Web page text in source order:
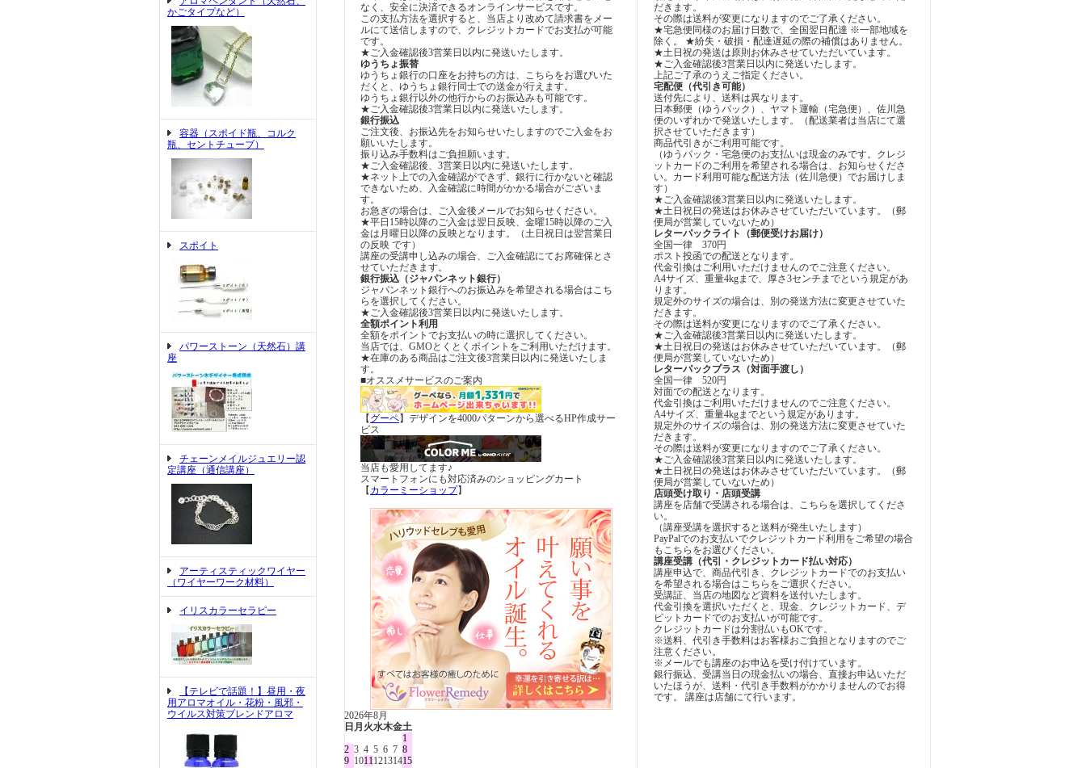
かごタイプなど）
容器（スポイド瓶、コルク
瓶、セントチューブ）
スポイト
パワーストーン（天然石）講
座
チェーンメイルジュエリー認
定講座（通信講座）
アーティスティックワイヤー
（ワイヤーワーク材料）
イリスカラーセラピー
【テレビで話題！】昼用・夜
用アロマオイル・花粉・風邪・
ウイルス対策ブレンドアロマ
なく、安全に決済できるオンラインサービスです。
この支払方法を選択すると、当店より改めて請求書をメー
ルにて送信しますので、クレジットカードでお支払が可能
です。
★ご入金確認後3営業日以内に発送いたします。
ゆうちょ振替
ゆうちょ銀行の口座をお持ちの方は、こちらをお選びいた
だくと、ゆうちょ銀行同士での送金が行えます。
ゆうちょ銀行以外の他行からのお振込みも可能です。
★ご入金確認後3営業日以内に発送いたします。
銀行振込
ご注文後、お振込先をお知らせいたしますのでご入金をお
願いいたします。
振り込み手数料はご負担願います。
★ご入金確認後、3営業日以内に発送いたします。
★ネット上での入金確認ができず、銀行に行かないと確認
できないため、入金確認に時間がかかる場合がございま
す。
お急ぎの場合は、ご入金後メールでお知らせください。
★平日15時以降のご入金は翌日反映、金曜15時以降のご入
金は月曜日以降の反映となります。（土日祝日は翌営業日
の反映 です）
講座の受講申し込みの場合、ご入金確認にてお席確保とさ
せていただきます。
銀行振込（ジャパンネット銀行）
ジャパンネット銀行へのお振込みを希望される場合はこち
らを選択してください。
★ご入金確認後3営業日以内に発送いたします。
全額ポイント利用
全額をポイントでお支払いの時に選択してください。
当店では、GMOとくとくポイントをご利用いただけます。
★在庫のある商品はご注文後3営業日以内に発送いたしま
す。
■オススメサービスのご案内
【グーペ】デザインを4000パターンから選べるHP作成サー
ビス
当店も愛用してます♪
スマートフォンにも対応済みのショッピングカート
【カラーミーショップ】
2026年8月
日 月 火水木金土
1
2 3 4 5 6 7 8
9 1011 12131415
だきます。
その際は送料が変更になりますのでご了承ください。
★宅急便同様のお届け日数で、全国翌日配達 ※一部地域を
除く。 ★紛失・破損・配達遅延の際の補償はありません。
★土日祝の発送は原則お休みさせていただいています。
★ご入金確認後3営業日以内に発送いたします。
上記ご了承のうえご指定ください。
宅配便（代引き可能）
送付先により、送料は異なります。
日本郵便（ゆうパック）、ヤマト運輸（宅急便）、佐川急
便のいずれかで発送いたします。（配送業者は当店にて選
択させていただきます）
商品代引きがご利用可能です。
（ゆうパック・宅急便のお支払いは現金のみです。クレジ
ットカードのご利用を希望される場合は、お知らせくださ
い。カード利用可能な配送方法（佐川急便）でお届けしま
す）
★ご入金確認後3営業日以内に発送いたします。
★土日祝日の発送はお休みさせていただいています。（郵
便局が営業していないため）
レターパックライト（郵便受けお届け）
全国一律 370円
ポスト投函での配送となります。
代金引換はご利用いただけませんのでご注意ください。
A4サイズ、重量4kgまで、厚さ3センチまでという規定があ
ります。
規定外のサイズの場合は、別の発送方法に変更させていた
だきます。
その際は送料が変更になりますのでご了承ください。
★ご入金確認後3営業日以内に発送いたします。
★土日祝日の発送はお休みさせていただいています。（郵
便局が営業していないため）
レターパックプラス（対面手渡し）
全国一律 520円
対面での配送となります。
代金引換はご利用いただけませんのでご注意ください。
A4サイズ、重量4kgまでという規定があります。
規定外のサイズの場合は、別の発送方法に変更させていた
だきます。
その際は送料が変更になりますのでご了承ください。
★ご入金確認後3営業日以内に発送いたします。
★土日祝日の発送はお休みさせていただいています。（郵
便局が営業していないため）
店頭受け取り・店頭受講
講座を店舗で受講される場合は、こちらを選択してくださ
い。
（講座受講を選択すると送料が発生いたします）
PayPalでのお支払いでクレジットカード利用をご希望の場合
もこちらをお選びください。
講座受講（代引・クレジットカード払い対応）
講座申込で、商品代引き、クレジットカードでのお支払い
を希望される場合はこちらをご選択ください。
受講証、当店の地図など資料を送付いたします。
代金引換を選択いただくと、現金、クレジットカード、デ
ビットカードでのお支払いが可能です。
クレジットカードは分割払いもOKです。
※送料、代引き手数料はお客様おご負担となりますのでご
注意ください。
※メールでも講座のお申込を受け付けています。
銀行振込、受講当日の現金払いの場合、直接お申込いただ
いたほうが、送料・代引き手数料がかかりませんのでお得
です。 講座は店舗にて行います。